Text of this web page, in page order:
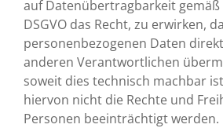
auf Datenübertragbarkeit gemäß
DSGVO das Recht, zu erwirken,
personenbezogenen Daten
anderen Verantwortlichen
soweit dies technisch machbar
hiervon nicht die Rechte und
Personen beeinträchtigt werden.